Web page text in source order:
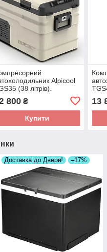
Alpicool
(38 літрів).
24, 220 вольт)
800₴
Купити
(12,
13
Доставка до Двери! –17%